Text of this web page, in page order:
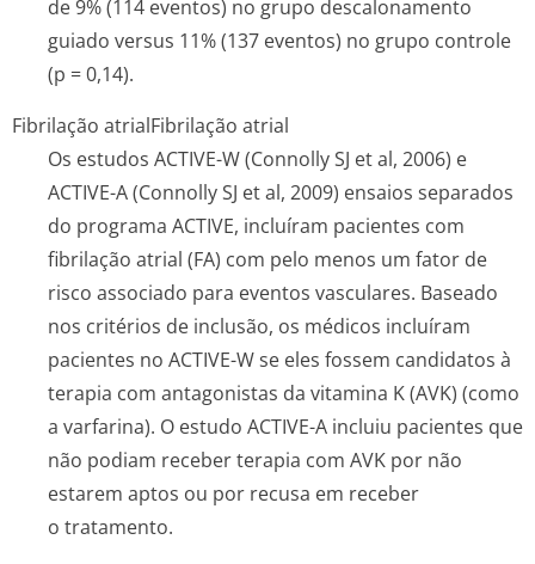
de 9% (114 eventos) no grupo descalonamento
guiado versus 11% (137 eventos) no grupo controle
(p = 0,14).
Fibrilação atrialFibrilação atrial
Os estudos ACTIVE-W (Connolly SJ et al, 2006) e
ACTIVE-A (Connolly SJ et al, 2009) ensaios separados
do programa ACTIVE, incluíram pacientes com
fibrilação atrial (FA) com pelo menos um fator de
risco associado para eventos vasculares. Baseado
nos critérios de inclusão, os médicos incluíram
pacientes no ACTIVE-W se eles fossem candidatos à
terapia com antagonistas da vitamina K (AVK) (como
a varfarina). O estudo ACTIVE-A incluiu pacientes que
não podiam receber terapia com AVK por não
estarem aptos ou por recusa em receber
o tratamento.